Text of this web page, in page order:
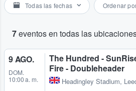
Todas las fechas Ordenar
7eventos en todas las
9 AGO.
DOM.
10:00 a. m.
The Hundred -
Fire - Doubleheader
Headingley Stadium,